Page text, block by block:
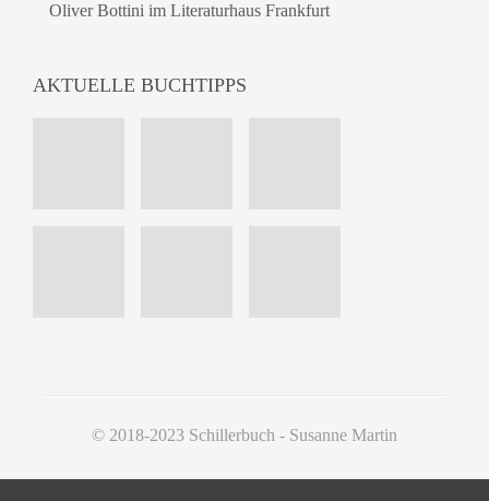
Oliver Bottini im Literaturhaus Frankfurt
AKTUELLE BUCHTIPPS
© 2018-2023 Schillerbuch - Susanne Martin